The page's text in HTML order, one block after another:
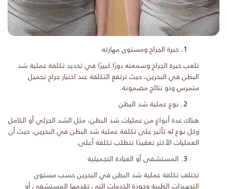
خبرة الجراح ومستوى مهارته
تلعب خبرة الجراح وسمعته دورًا كبيرًا في تحديد تكلفة عملية شد
البطن في البحرين، حيث ترتفع التكلفة عند اختيار جراح تجميل
متمرس وذو نتائج مضمونة.
نوع عملية شد البطن
هناك عدة أنواع من عمليات شد البطن، مثل الشد الجزئي أو الكامل
وكل نوع له تأثير على تكلفة عملية شد البطن في البحرين، حيث أن
العمليات الأكثر تعقيدًا تتطلب تكلفة أعلى.
المستشفى أو العيادة التجميلية
تختلف تكلفة عملية شد البطن في البحرين حسب مستوى
التجهيزات الطبية وجودة الخدمات التي تقدمها المستشفى أو